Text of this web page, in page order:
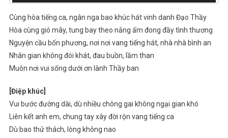
Cùng hòa tiếng ca, ngân nga bao khúc hát vinh danh Đạo Thầy
Hòa cùng gió mây, tung bay theo nắng ấm đong đầy tình thương
Nguyện cầu bốn phương, nơi nơi vang tiếng hát, nhà nhà bình an
Nhân gian không đói khát, đau buồn, lầm than
Muôn nơi vui sống dưới ơn lành Thầy ban
[Điệp khúc]
Vui bước đường dài, dù nhiều chông gai không ngại gian khó
Liên kết anh em, chung tay xây đời rộn vang tiếng ca
Dù bao thử thách, lòng không nao